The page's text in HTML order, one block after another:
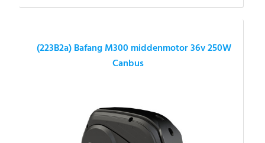
(223B2a) Bafang M300 middenmotor 36v 250W
Canbus